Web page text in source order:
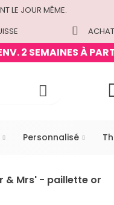
LE JOUR MÊME.
2 SEMAINES À
Personnalisé
& Mrs' - paillette or